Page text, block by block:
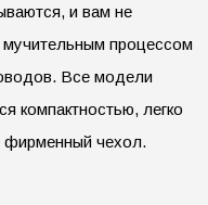
и вам не
процессом
Все модели
компактностью, легко
фирменный чехол.